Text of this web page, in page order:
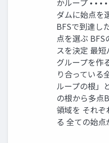
かループ • • •
ダムに始点を
BFSで到達し
点を選ぶ BFS
スを決定 最短
グループを作
り合っている
ループの根」
の根から多点
領域を それぞ
る 全ての始